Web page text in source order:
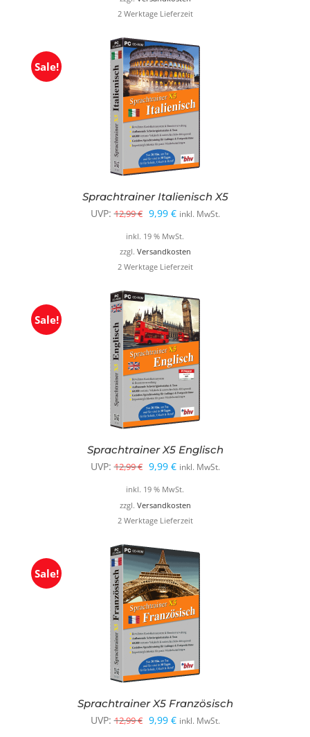
19,99 €9,99 €.
2 Werktage Lieferzeit
Sale!
Sprachtrainer Italienisch X5
UVP: 12,99€ Ursprünglicher
Preis
war:
12,99 €
9,99 €Aktueller
Preis
ist:
9,99 €.
inkl. MwSt.
inkl. 19 % MwSt.
zzgl. Versandkosten
2 Werktage Lieferzeit
Sale!
Sprachtrainer X5 Englisch
UVP: 12,99€ Ursprünglicher
Preis
war:
12,99 €
9,99 €Aktueller
Preis
ist:
9,99 €.
inkl. MwSt.
inkl. 19 % MwSt.
zzgl. Versandkosten
2 Werktage Lieferzeit
Sale!
Sprachtrainer X5 Französisch
UVP: 12,99€ Ursprünglicher
9,99 €Aktueller
inkl. MwSt.